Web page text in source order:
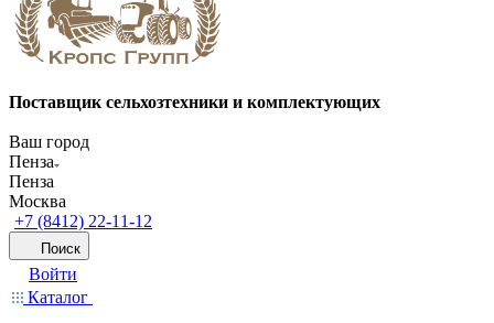
Поставщик сельхозтехники и комплектующих
Ваш город
Пенза
Пенза
Москва
+7 (8412) 22-11-12
Поиск
Войти
Каталог